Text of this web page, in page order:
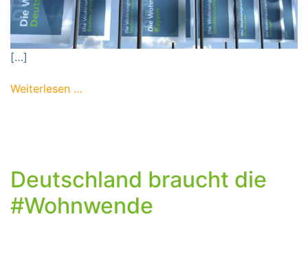
[…]
Weiterlesen …
Deutschland braucht die
#Wohnwende